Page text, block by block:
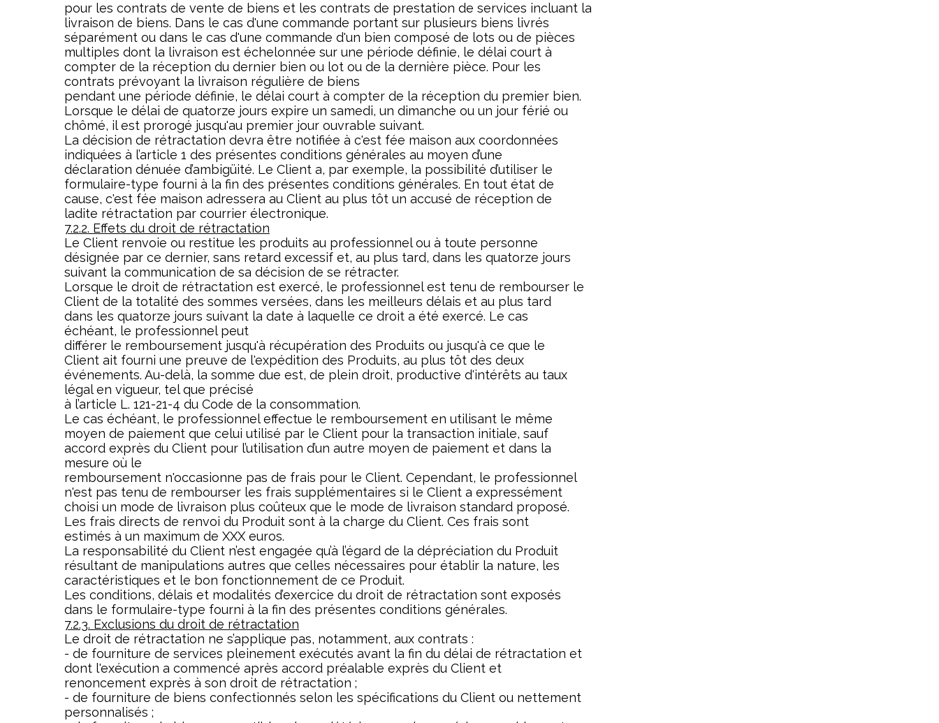
pour les contrats de vente de biens et les contrats de prestation de services incluant la
livraison de biens. Dans le cas d'une commande portant sur plusieurs biens livrés
séparément ou dans le cas d'une commande d'un bien composé de lots ou de pièces
multiples dont la livraison est échelonnée sur une période définie, le délai court à
compter de la réception du dernier bien ou lot ou de la dernière pièce. Pour les
contrats prévoyant la livraison régulière de biens
pendant une période définie, le délai court à compter de la réception du premier bien.
Lorsque le délai de quatorze jours expire un samedi, un dimanche ou un jour férié ou
chômé, il est prorogé jusqu'au premier jour ouvrable suivant.
La décision de rétractation devra être notifiée à c'est fée maison aux coordonnées
indiquées à l’article 1 des présentes conditions générales au moyen d’une
déclaration dénuée d’ambigüité. Le Client a, par exemple, la possibilité d’utiliser le
formulaire-type fourni à la fin des présentes conditions générales. En tout état de
cause, c'est fée maison adressera au Client au plus tôt un accusé de réception de
ladite rétractation par courrier électronique.
7.2.2. Effets du droit de rétractation
Le Client renvoie ou restitue les produits au professionnel ou à toute personne
désignée par ce dernier, sans retard excessif et, au plus tard, dans les quatorze jours
suivant la communication de sa décision de se rétracter.
Lorsque le droit de rétractation est exercé, le professionnel est tenu de rembourser le
Client de la totalité des sommes versées, dans les meilleurs délais et au plus tard
dans les quatorze jours suivant la date à laquelle ce droit a été exercé. Le cas
échéant, le professionnel peut
différer le remboursement jusqu'à récupération des Produits ou jusqu'à ce que le
Client ait fourni une preuve de l'expédition des Produits, au plus tôt des deux
événements. Au-delà, la somme due est, de plein droit, productive d'intérêts au taux
légal en vigueur, tel que précisé
à l’article L. 121-21-4 du Code de la consommation.
Le cas échéant, le professionnel effectue le remboursement en utilisant le même
moyen de paiement que celui utilisé par le Client pour la transaction initiale, sauf
accord exprès du Client pour l’utilisation d’un autre moyen de paiement et dans la
mesure où le
remboursement n'occasionne pas de frais pour le Client. Cependant, le professionnel
n'est pas tenu de rembourser les frais supplémentaires si le Client a expressément
choisi un mode de livraison plus coûteux que le mode de livraison standard proposé.
Les frais directs de renvoi du Produit sont à la charge du Client. Ces frais sont
estimés à un maximum de XXX euros.
La responsabilité du Client n’est engagée qu’à l’égard de la dépréciation du Produit
résultant de manipulations autres que celles nécessaires pour établir la nature, les
caractéristiques et le bon fonctionnement de ce Produit.
Les conditions, délais et modalités d’exercice du droit de rétractation sont exposés
dans le formulaire-type fourni à la fin des présentes conditions générales.
7.2.3. Exclusions du droit de rétractation
Le droit de rétractation ne s’applique pas, notamment, aux contrats :
- de fourniture de services pleinement exécutés avant la fin du délai de rétractation et
dont l'exécution a commencé après accord préalable exprès du Client et
renoncement exprès à son droit de rétractation ;
- de fourniture de biens confectionnés selon les spécifications du Client ou nettement
personnalisés ;